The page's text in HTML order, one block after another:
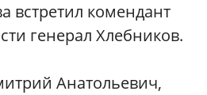
встретил комендант
генерал Хлебников.
Анатольевич,